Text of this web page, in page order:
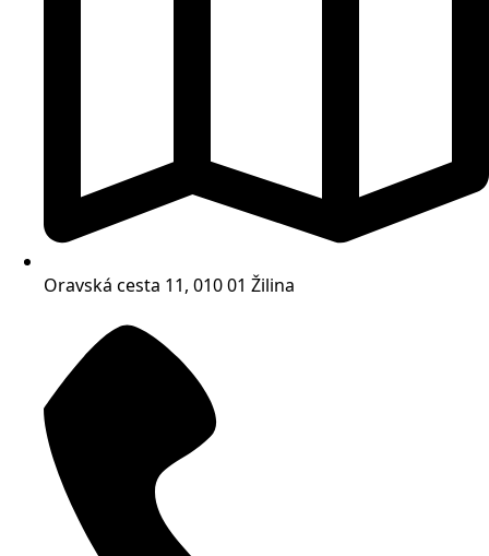
Oravská cesta 11, 010 01 Žilina